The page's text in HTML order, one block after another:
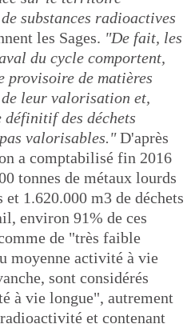
substances radioactives
les Sages. "De fait, les
du cycle comportent,
provisoire de matières
leur valorisation et,
des déchets
valorisables."D'après
a comptabilisé fin 2016
tonnes de métaux lourds
1.620.000 m3 de déchets
environ 91% de ces
de "très faible
moyenne activité à vie
sont considérés
à vie longue", autrement
et contenant